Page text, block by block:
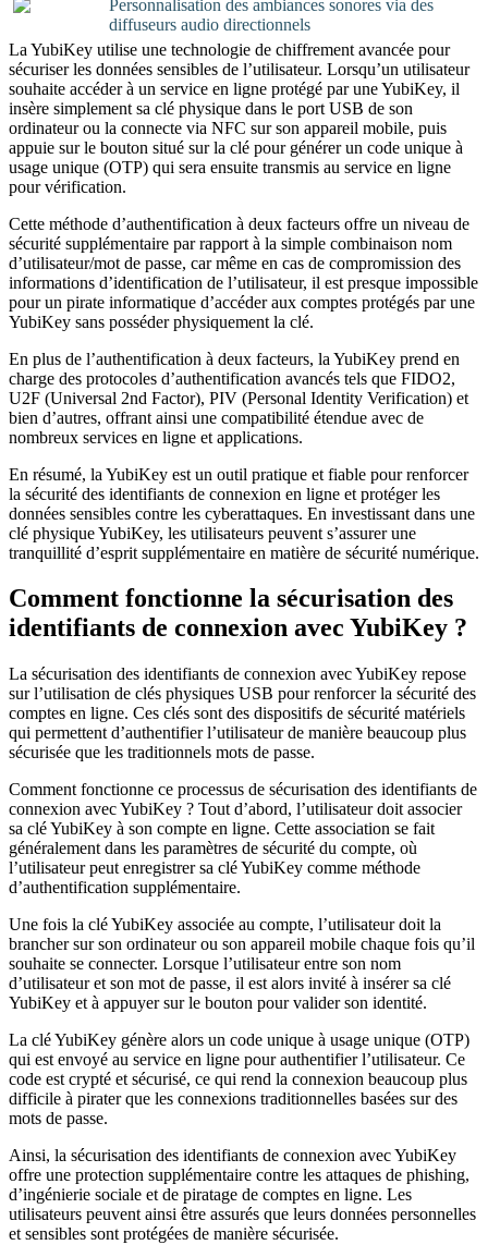
Personnalisation des ambiances sonores via des
diffuseurs audio directionnels
La YubiKey utilise une technologie de chiffrement avancée pour
sécuriser les données sensibles de l’utilisateur. Lorsqu’un utilisateur
souhaite accéder à un service en ligne protégé par une YubiKey, il
insère simplement sa clé physique dans le port USB de son
ordinateur ou la connecte via NFC sur son appareil mobile, puis
appuie sur le bouton situé sur la clé pour générer un code unique à
usage unique (OTP) qui sera ensuite transmis au service en ligne
pour vérification.
Cette méthode d’authentification à deux facteurs offre un niveau de
sécurité supplémentaire par rapport à la simple combinaison nom
d’utilisateur/mot de passe, car même en cas de compromission des
informations d’identification de l’utilisateur, il est presque impossible
pour un pirate informatique d’accéder aux comptes protégés par une
YubiKey sans posséder physiquement la clé.
En plus de l’authentification à deux facteurs, la YubiKey prend en
charge des protocoles d’authentification avancés tels que FIDO2,
U2F (Universal 2nd Factor), PIV (Personal Identity Verification) et
bien d’autres, offrant ainsi une compatibilité étendue avec de
nombreux services en ligne et applications.
En résumé, la YubiKey est un outil pratique et fiable pour renforcer
la sécurité des identifiants de connexion en ligne et protéger les
données sensibles contre les cyberattaques. En investissant dans une
clé physique YubiKey, les utilisateurs peuvent s’assurer une
tranquillité d’esprit supplémentaire en matière de sécurité numérique.
Comment fonctionne la sécurisation des
identifiants de connexion avec YubiKey ?
La sécurisation des identifiants de connexion avec YubiKey repose
sur l’utilisation de clés physiques USB pour renforcer la sécurité des
comptes en ligne. Ces clés sont des dispositifs de sécurité matériels
qui permettent d’authentifier l’utilisateur de manière beaucoup plus
sécurisée que les traditionnels mots de passe.
Comment fonctionne ce processus de sécurisation des identifiants de
connexion avec YubiKey ? Tout d’abord, l’utilisateur doit associer
sa clé YubiKey à son compte en ligne. Cette association se fait
généralement dans les paramètres de sécurité du compte, où
l’utilisateur peut enregistrer sa clé YubiKey comme méthode
d’authentification supplémentaire.
Une fois la clé YubiKey associée au compte, l’utilisateur doit la
brancher sur son ordinateur ou son appareil mobile chaque fois qu’il
souhaite se connecter. Lorsque l’utilisateur entre son nom
d’utilisateur et son mot de passe, il est alors invité à insérer sa clé
YubiKey et à appuyer sur le bouton pour valider son identité.
La clé YubiKey génère alors un code unique à usage unique (OTP)
qui est envoyé au service en ligne pour authentifier l’utilisateur. Ce
code est crypté et sécurisé, ce qui rend la connexion beaucoup plus
difficile à pirater que les connexions traditionnelles basées sur des
mots de passe.
Ainsi, la sécurisation des identifiants de connexion avec YubiKey
offre une protection supplémentaire contre les attaques de phishing,
d’ingénierie sociale et de piratage de comptes en ligne. Les
utilisateurs peuvent ainsi être assurés que leurs données personnelles
et sensibles sont protégées de manière sécurisée.